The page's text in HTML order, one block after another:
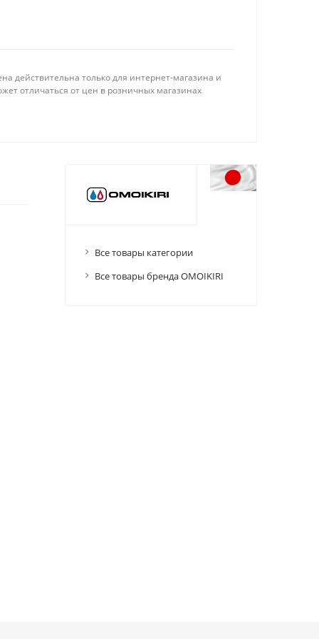
действительна только для интернет-магазина и
отличаться от цен в розничных магазинах
Все товары категории
Все товары бренда OMOIKIRI